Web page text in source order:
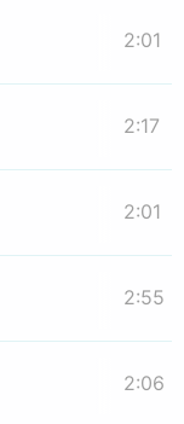
2:01
2:17
2:01
2:55
2:06